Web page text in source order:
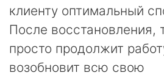
клиенту оптимальный
После восстановления,
просто продолжит
возобновит всю свою